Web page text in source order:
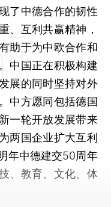
了中德合作的韧性
、互利共赢精神，
助于为中欧合作和
中国正在积极构建
展的同时坚持对外
中方愿同包括德国
一轮开放发展带来
两国企业扩大互利
年中德建交50周年
、教育、文化、体